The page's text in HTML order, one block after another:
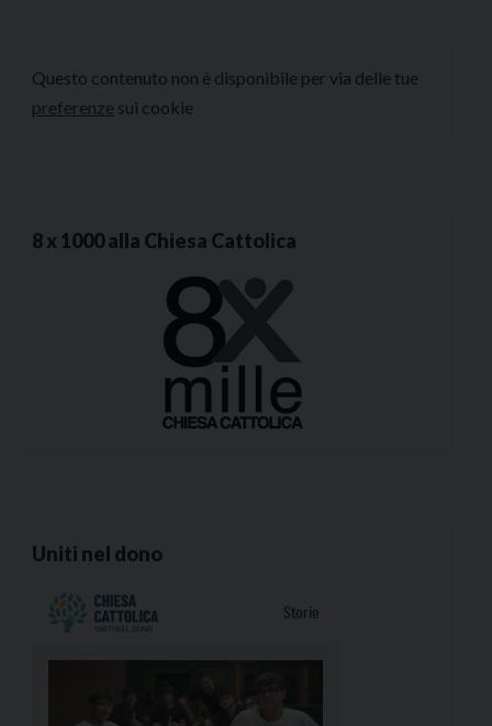
Questo contenuto non è disponibile per via delle tue
preferenze sui cookie
8 x 1000 alla Chiesa Cattolica
Uniti nel dono